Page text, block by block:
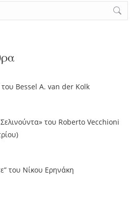
Bessel A. van der Kolk
του Roberto Vecchioni
του Νίκου Ερηνάκη